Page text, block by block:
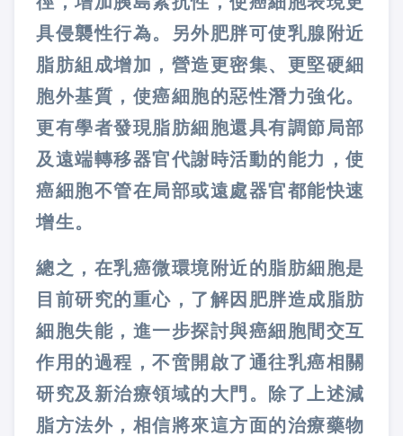
具侵襲性行為。另外肥胖可使乳腺附近
脂肪組成增加，營造更密集、更堅硬細
胞外基質，使癌細胞的惡性潛力強化。
更有學者發現脂肪細胞還具有調節局部
及遠端轉移器官代謝時活動的能力，使
癌細胞不管在局部或遠處器官都能快速
增生。
總之，在乳癌微環境附近的脂肪細胞是
目前研究的重心，了解因肥胖造成脂肪
細胞失能，進一步探討與癌細胞間交互
作用的過程，不啻開啟了通往乳癌相關
研究及新治療領域的大門。除了上述減
脂方法外，相信將來這方面的治療藥物